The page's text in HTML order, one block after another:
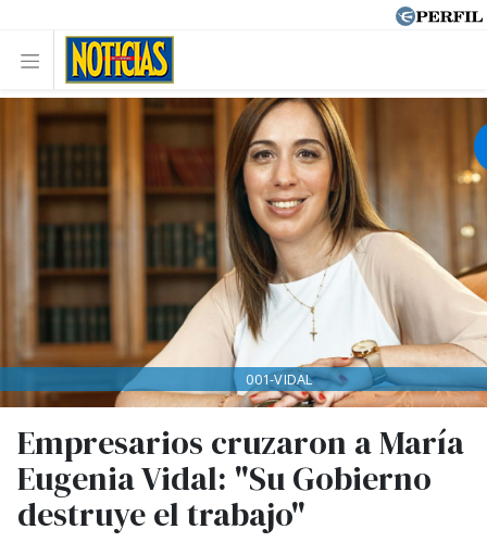
Empresarios cruzaron a María
Eugenia Vidal: "Su Gobierno
destruye el trabajo"
001-VIDAL